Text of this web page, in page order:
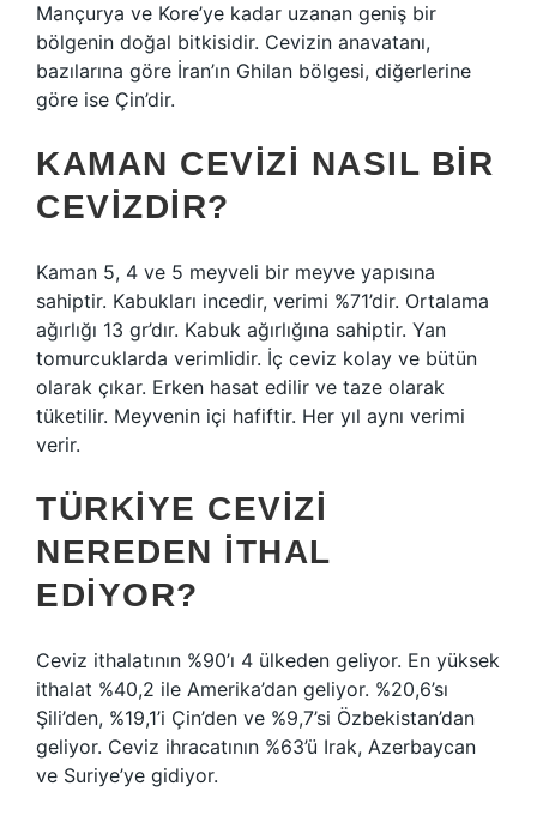
Mançurya ve Kore’ye kadar uzanan geniş bir
bölgenin doğal bitkisidir. Cevizin anavatanı,
bazılarına göre İran’ın Ghilan bölgesi, diğerlerine
göre ise Çin’dir.
KAMAN CEVIZI NASIL BIR
CEVIZDIR?
Kaman 5, 4 ve 5 meyveli bir meyve yapısına
sahiptir. Kabukları incedir, verimi %71’dir. Ortalama
ağırlığı 13 gr’dır. Kabuk ağırlığına sahiptir. Yan
tomurcuklarda verimlidir. İç ceviz kolay ve bütün
olarak çıkar. Erken hasat edilir ve taze olarak
tüketilir. Meyvenin içi hafiftir. Her yıl aynı verimi
verir.
TÜRKIYE CEVIZI
NEREDEN ITHAL
EDIYOR?
Ceviz ithalatının %90’ı 4 ülkeden geliyor. En yüksek
ithalat %40,2 ile Amerika’dan geliyor. %20,6’sı
Şili’den, %19,1’i Çin’den ve %9,7’si Özbekistan’dan
geliyor. Ceviz ihracatının %63’ü Irak, Azerbaycan
ve Suriye’ye gidiyor.